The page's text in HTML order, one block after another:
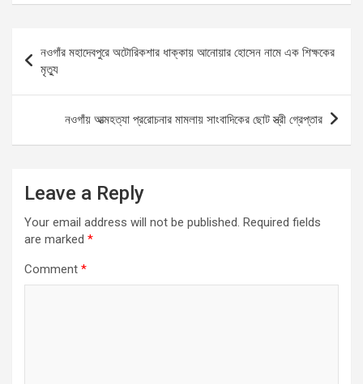
ce
b
o
o
k
ail at
s
A
p
p
se
g
er
ar
navigation
নওগাঁর মহাদেবপুরে অটোরিকশার ধাক্কায় আনোয়ার হোসেন নামে এক শিক্ষকের
মৃত্যু
নওগাঁয় আত্মহত্যা প্ররোচনার মামলায় সাংবাদিকের ছোট স্ত্রী গ্রেপ্তার
Leave a Reply
Your email address will not be published. Required fields
are marked *
Comment *